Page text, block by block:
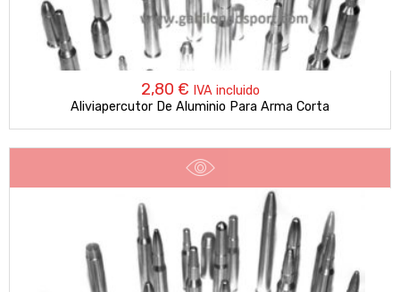
2,80 € IVA incluido
Aliviapercutor De Aluminio Para Arma Corta